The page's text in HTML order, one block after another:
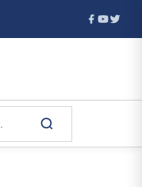
Тод Бланч за